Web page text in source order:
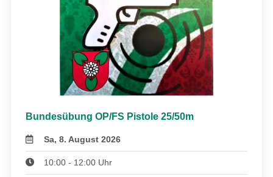
Bundesübung OP/FS Pistole 25/50m
Sa, 8. August 2026
10:00 - 12:00 Uhr